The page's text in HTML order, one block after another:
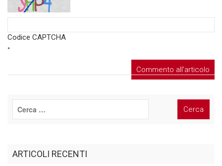
Codice CAPTCHA
*
ARTICOLI RECENTI